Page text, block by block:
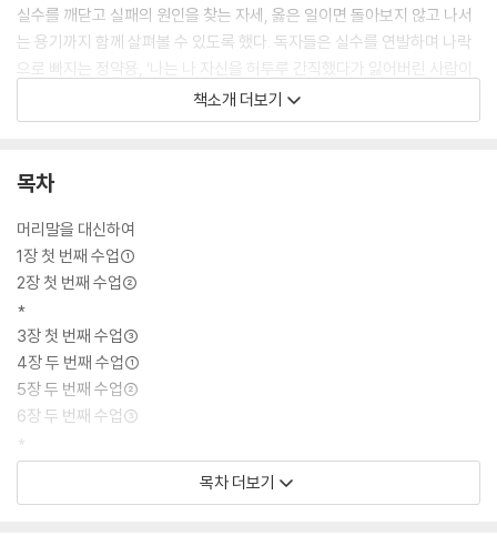
실수를 깨닫고 실패의 원인을 찾는 자세, 옳은 일이면 돌아보지 않고 나서
는 용기까지 함께 살펴볼 수 있도록 했다. 독자들은 실수를 연발하며 나락
으로 빠지는 정약용, ‘나는 나 자신을 허투루 간직했다가 잃어버린 사람이
구나.’ 하고 탄식을 내뱉으며 자신을 다잡던 다양한 면모를 가진 인간 정약
용을 만나게 될 것이다.
책소개 더보기
목차
머리말을 대신하여
1장 첫 번째 수업①
2장 첫 번째 수업②
*
3장 첫 번째 수업③
4장 두 번째 수업①
5장 두 번째 수업②
6장 두 번째 수업③
*
7장 금정 찰방으로 부임하는 정약용
목차 더보기